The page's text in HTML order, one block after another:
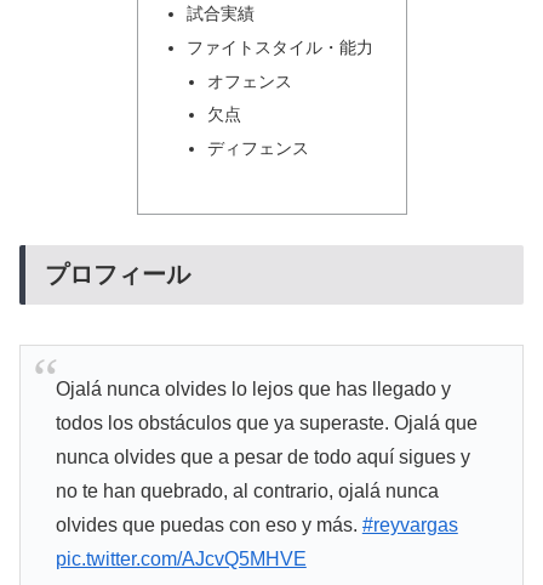
試合実績
ファイトスタイル・能力
オフェンス
欠点
ディフェンス
プロフィール
Ojalá nunca olvides lo lejos que has llegado y
todos los obstáculos que ya superaste. Ojalá que
nunca olvides que a pesar de todo aquí sigues y
no te han quebrado, al contrario, ojalá nunca
olvides que puedas con eso y más. #reyvargas
pic.twitter.com/AJcvQ5MHVE